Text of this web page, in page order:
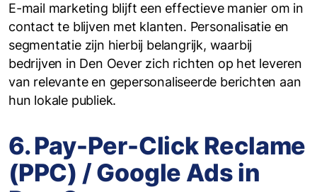
E-mail marketing blijft een effectieve manier om in
contact te blijven met klanten. Personalisatie en
segmentatie zijn hierbij belangrijk, waarbij
bedrijven in Den Oever zich richten op het leveren
van relevante en gepersonaliseerde berichten aan
hun lokale publiek.
6. Pay-Per-Click Reclame
(PPC) / Google Ads in